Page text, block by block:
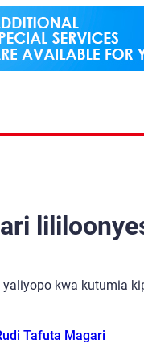
kwa kutumia
Tafuta Magari